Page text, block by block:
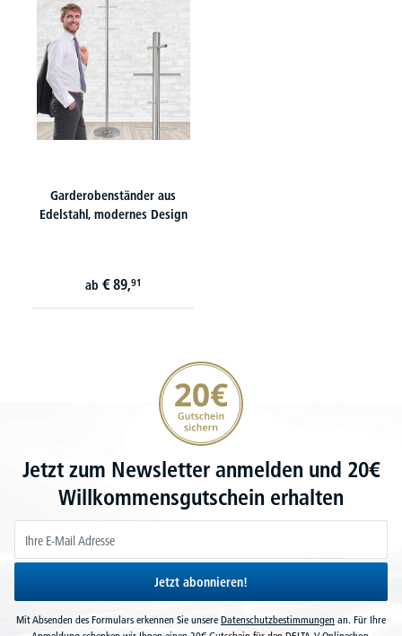
Garderobenständer aus
Edelstahl, modernes Design
ab € 89,91
20€ Gutschein sichern
Jetzt zum Newsletter anmelden und 20€
Willkommensgutschein erhalten
Jetzt abonnieren!
Mit Absenden des Formulars erkennen Sie unsere Datenschutzbestimmungen an. Für Ihre